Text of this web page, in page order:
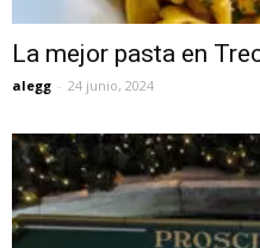
La mejor pasta en
alegg - 24 junio, 2024